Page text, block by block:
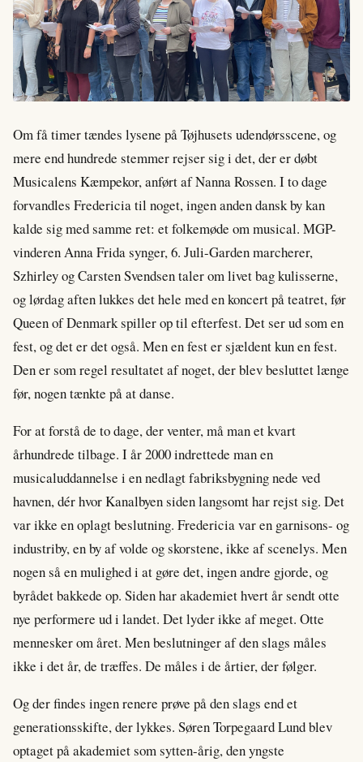
Om få timer tændes lysene på Tøjhusets udendørsscene, og
mere end hundrede stemmer rejser sig i det, der er døbt
Musicalens Kæmpekor, anført af Nanna Rossen. I to dage
forvandles Fredericia til noget, ingen anden dansk by kan
kalde sig med samme ret: et folkemøde om musical. MGP-
vinderen Anna Frida synger, 6. Juli-Garden marcherer,
Szhirley og Carsten Svendsen taler om livet bag kulisserne,
og lørdag aften lukkes det hele med en koncert på teatret, før
Queen of Denmark spiller op til efterfest. Det ser ud som en
fest, og det er det også. Men en fest er sjældent kun en fest.
Den er som regel resultatet af noget, der blev besluttet længe
før, nogen tænkte på at danse.
For at forstå de to dage, der venter, må man et kvart
århundrede tilbage. I år 2000 indrettede man en
musicaluddannelse i en nedlagt fabriksbygning nede ved
havnen, dér hvor Kanalbyen siden langsomt har rejst sig. Det
var ikke en oplagt beslutning. Fredericia var en garnisons- og
industriby, en by af volde og skorstene, ikke af scenelys. Men
nogen så en mulighed i at gøre det, ingen andre gjorde, og
byrådet bakkede op. Siden har akademiet hvert år sendt otte
nye performere ud i landet. Det lyder ikke af meget. Otte
mennesker om året. Men beslutninger af den slags måles
ikke i det år, de træffes. De måles i de årtier, der følger.
Og der findes ingen renere prøve på den slags end et
generationsskifte, der lykkes. Søren Torpegaard Lund blev
optaget på akademiet som sytten-årig, den yngste